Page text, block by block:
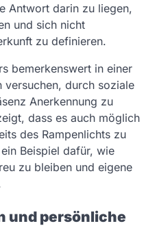
Antwort darin zu liegen,
und sich nicht
zu definieren.
bemerkenswert in einer
versuchen, durch soziale
Anerkennung zu
dass es auch möglich
des Rampenlichts zu
Beispiel dafür, wie
zu bleiben und eigene
und persönliche